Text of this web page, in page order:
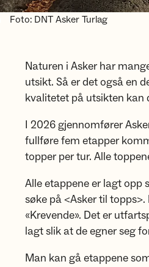
Foto: DNT Asker Turlag
Naturen i Asker har
utsikt. Så er det også en
kvalitetet på utsikten kan
I 2026 gjennomfører
fullføre fem etapper
topper per tur. Alle
Alle etappene er lagt opp
søke på <Asker til
«Krevende». Det er
lagt slik at de egner seg
Man kan gå etappene